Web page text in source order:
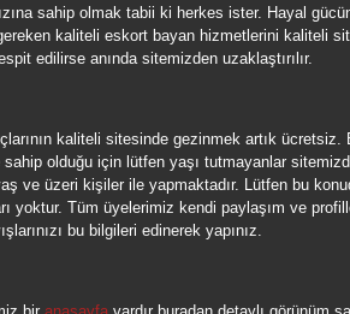
sahip olmak tabii ki herkes ister. Hayal
kaliteli eskort bayan hizmetlerini kaliteli
edilirse anında sitemizden uzaklaştırılır.
kaliteli sitesinde gezinmek artık ücretsiz.
olduğu için lütfen yaşı tutmayanlar
ve üzeri kişiler ile yapmaktadır. Lütfen bu
yoktur. Tüm üyelerimiz kendi paylaşım ve
bu bilgileri edinerek yapınız.